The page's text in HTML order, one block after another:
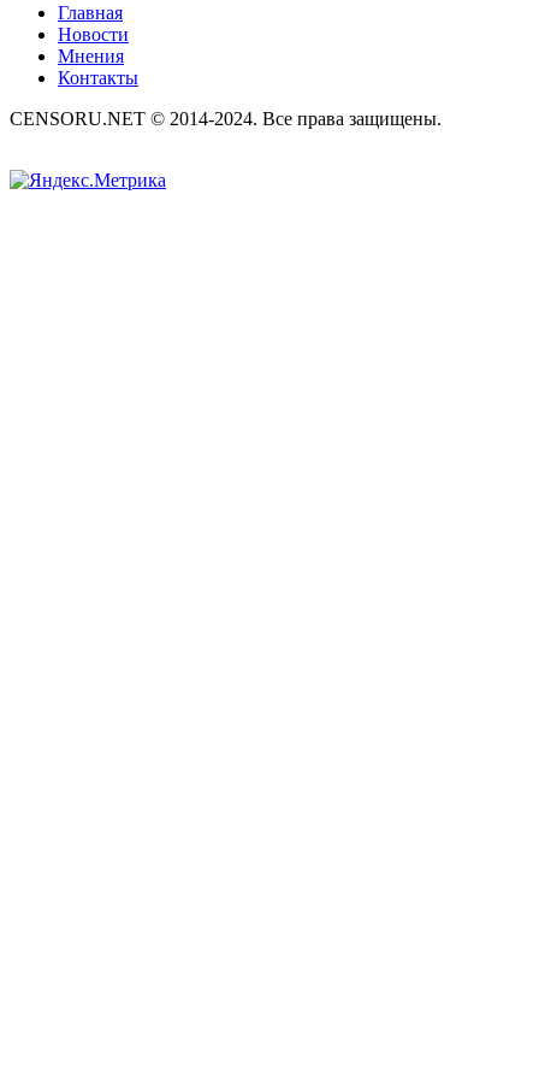
Главная
Новости
Мнения
Контакты
CENSORU.NET © 2014-2024. Все права защищены.